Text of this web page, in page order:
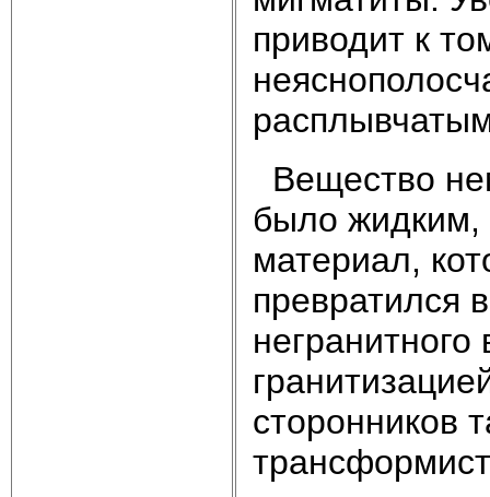
приводит к
Вещество
было жидким,
материал,
превратился
сторонников